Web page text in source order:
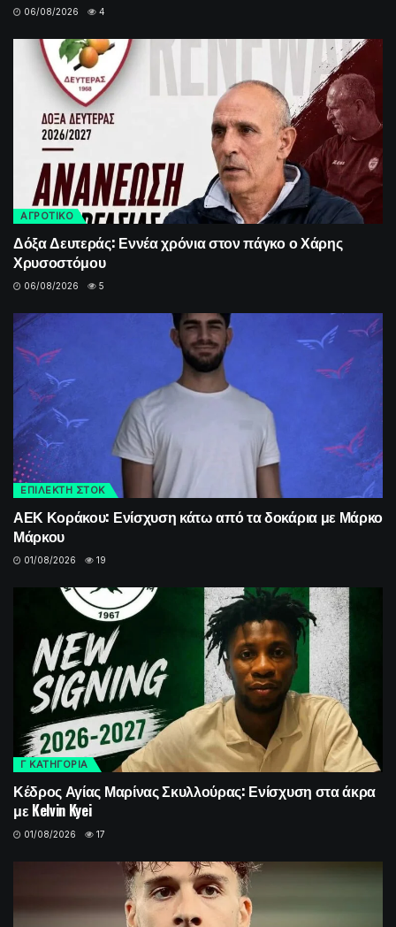
06/08/2026 4
ΑΓΡΟΤΙΚΟ
Δόξα Δευτεράς: Εννέα χρόνια στον πάγκο ο Χάρης
Χρυσοστόμου
06/08/2026 5
ΕΠΙΛΕΚΤΗ ΣΤΟΚ
ΑΕΚ Κοράκου: Ενίσχυση κάτω από τα δοκάρια με Μάρκο
Μάρκου
01/08/2026 19
Γ ΚΑΤΗΓΟΡΙΑ
Κέδρος Αγίας Μαρίνας Σκυλλούρας: Ενίσχυση στα άκρα
με Kelvin Kyei
01/08/2026 17